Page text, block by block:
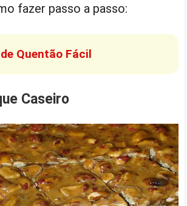
fazer passo a passo:
Quentão Fácil
Caseiro